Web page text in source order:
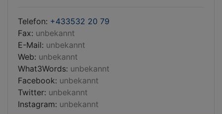
Telefon: +433532 20 79
Fax: unbekannt
E-Mail: unbekannt
Web: unbekannt
What3Words: unbekannt
Facebook: unbekannt
Twitter: unbekannt
Instagram: unbekannt